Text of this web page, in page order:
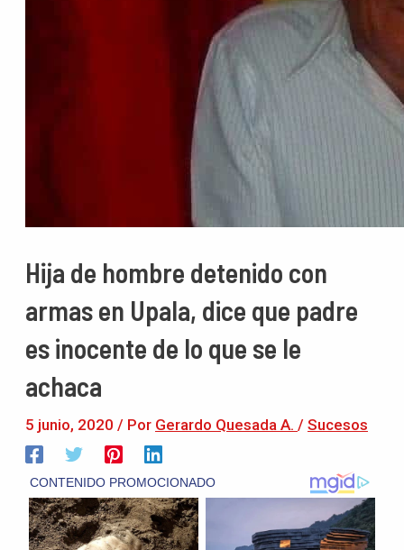
Hija de hombre detenido con
armas en Upala, dice que padre
es inocente de lo que se le
achaca
5 junio, 2020 / Por Gerardo Quesada A. / Sucesos